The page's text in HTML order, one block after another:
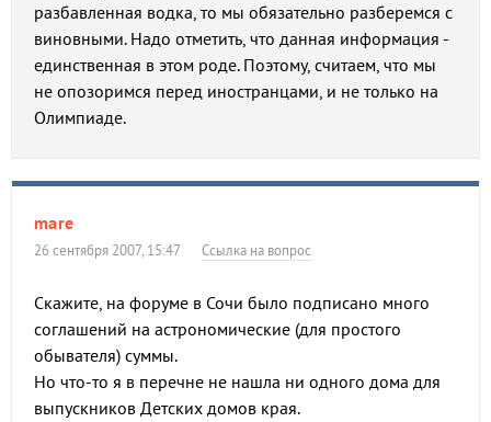
разбавленная водка, то мы обязательно разберемся с
виновными. Надо отметить, что данная информация -
единственная в этом роде. Поэтому, считаем, что мы
не опозоримся перед иностранцами, и не только на
Олимпиаде.
mare
26 сентября 2007, 15:47 Ссылка на вопрос
Скажите, на форуме в Сочи было подписано много
соглашений на астрономические (для простого
обывателя) суммы.
Но что-то я в перечне не нашла ни одного дома для
выпускников Детских домов края.